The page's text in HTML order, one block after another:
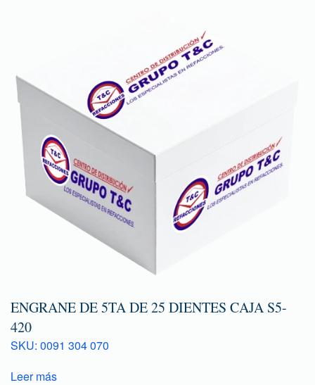
ENGRANE DE 5TA DE 25 DIENTES CAJA S5-
420
SKU: 0091 304 070
Leer más